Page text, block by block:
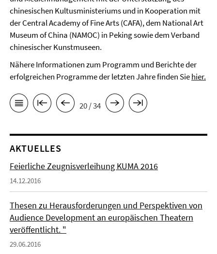
chinesischen Kultusministeriums und in Kooperation mit
der Central Academy of Fine Arts (CAFA), dem National Art
Museum of China (NAMOC) in Peking sowie dem Verband
chinesischer Kunstmuseen.
Nähere Informationen zum Programm und Berichte der
erfolgreichen Programme der letzten Jahre finden Siehier.
20 / 34
AKTUELLES
Feierliche Zeugnisverleihung KUMA 2016
14.12.2016
Thesen zu Herausforderungen und Perspektiven von
Audience Development an europäischen Theatern
veröffentlicht. "
29.06.2016